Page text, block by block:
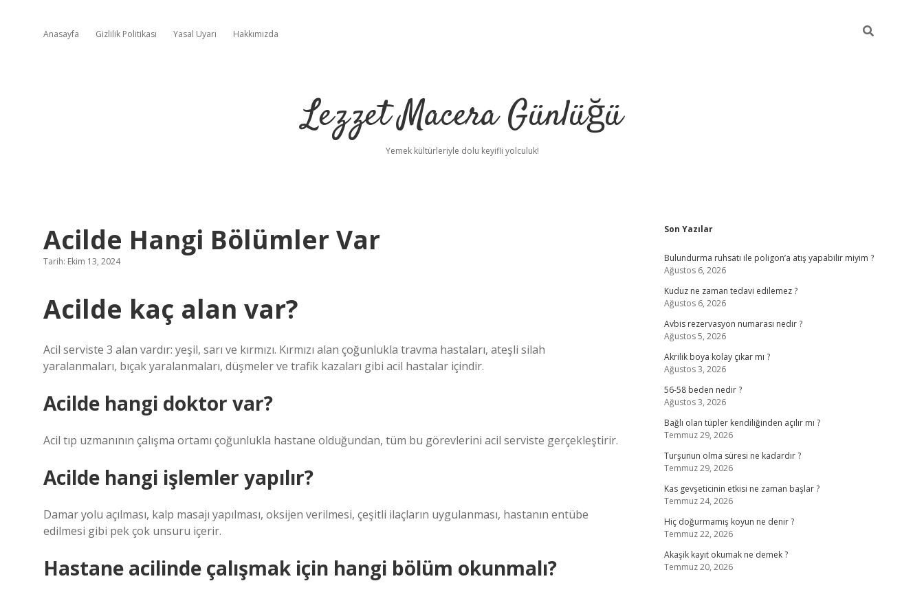
Anasayfa Gizlilik Politikası Yasal Uyarı Hakkımızda
Lezzet Macera Günlüğü
Yemek kültürleriyle dolu keyifli yolculuk!
Acilde Hangi Bölümler Var
Tarih: Ekim 13, 2024
Acilde kaç alan var?
Acil serviste 3 alan vardır: yeşil, sarı ve kırmızı. Kırmızı alan çoğunlukla travma hastaları, ateşli silah
yaralanmaları, bıçak yaralanmaları, düşmeler ve trafik kazaları gibi acil hastalar içindir.
Acilde hangi doktor var?
Acil tıp uzmanının çalışma ortamı çoğunlukla hastane olduğundan, tüm bu görevlerini acil serviste gerçekleştirir.
Acilde hangi işlemler yapılır?
Damar yolu açılması, kalp masajı yapılması, oksijen verilmesi, çeşitli ilaçların uygulanması, hastanın entübe
edilmesi gibi pek çok unsuru içerir.
Hastane acilinde çalışmak için hangi bölüm okunmalı?
Sidebar
Son Yazılar
Bulundurma ruhsatı ile poligon’a atış yapabilir miyim ?
Ağustos 6, 2026
Kuduz ne zaman tedavi edilemez ?
Ağustos 6, 2026
Avbis rezervasyon numarası nedir ?
Ağustos 5, 2026
Akrilik boya kolay çıkar mı ?
Ağustos 3, 2026
56-58 beden nedir ?
Ağustos 3, 2026
Bağlı olan tüpler kendiliğinden açılır mı ?
Temmuz 29, 2026
Turşunun olma süresi ne kadardır ?
Temmuz 29, 2026
Kas gevşeticinin etkisi ne zaman başlar ?
Temmuz 24, 2026
Hiç doğurmamış koyun ne denir ?
Temmuz 22, 2026
Akaşik kayıt okumak ne demek ?
Temmuz 20, 2026
ilbet yeni giriş